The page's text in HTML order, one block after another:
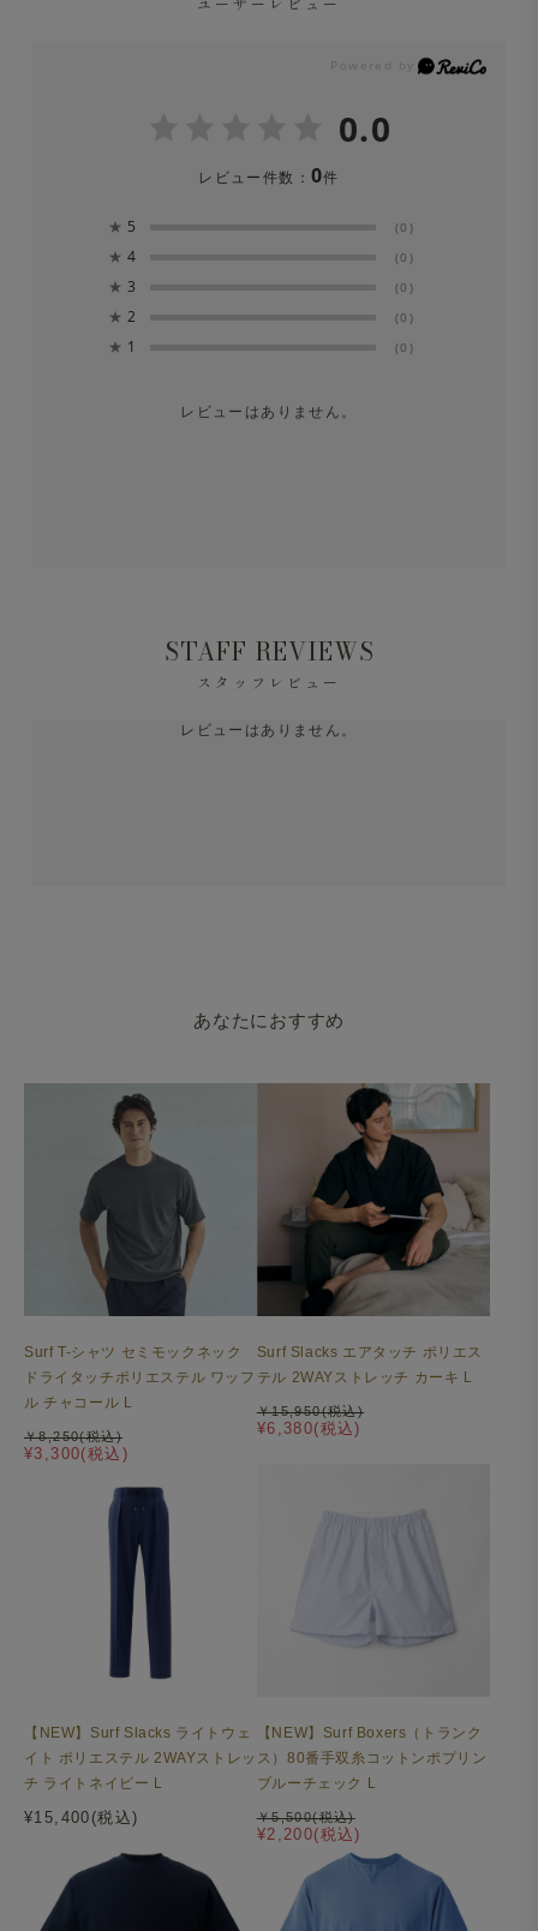
0.0
レビュー件数： 0件
★ 5 (0)
★ 4 (0)
★ 3 (0)
★ 2 (0)
★ 1 (0)
レビューはありません。
STAFF REVIEWS
スタッフレビュー
レビューはありません。
あなたにおすすめ
Surf T-シャツ セミモックネック
ドライタッチポリエステル ワッフ
ル チャコール L
¥3,300(税込)
￥8,250(税込)
Surf Slacks エアタッチ ポリエス
テル 2WAYストレッチ カーキ L
¥6,380(税込)
￥15,950(税込)
【NEW】Surf Slacks ライトウェ
イト ポリエステル 2WAYストレッ
チ ライトネイビー L
¥15,400(税込)
【NEW】Surf Boxers（トランク
ス）80番手双糸コットンポプリン
ブルーチェック L
¥2,200(税込)
￥5,500(税込)